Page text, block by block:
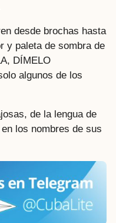
desde brochas hasta
y paleta de sombra de
DÍMELO
algunos de los
de la lengua de
los nombres de sus